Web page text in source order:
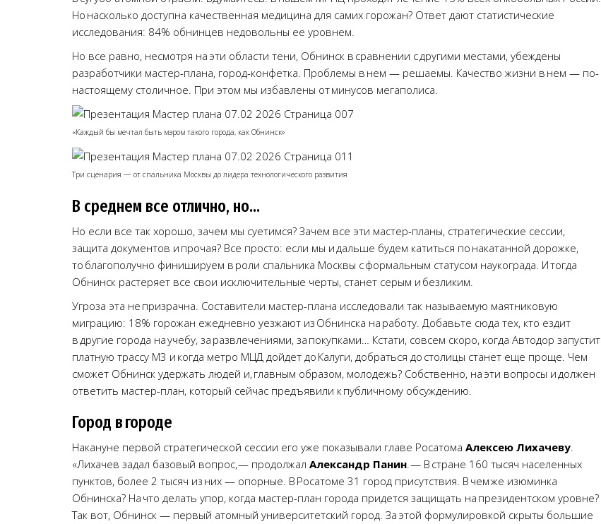
Но насколько доступна качественная медицина для самих горожан? Ответ дают статистические
исследования: 84% обнинцев недовольны ее уровнем.
Но все равно, несмотря на эти области тени, Обнинск в сравнении с другими местами, убеждены
разработчики мастер-плана, город-конфетка. Проблемы в нем — решаемы. Качество жизни в нем — по-
настоящему столичное. При этом мы избавлены от минусов мегаполиса.
«Каждый бы мечтал быть мэром такого города, как Обнинск»
Три сценария — от спальника Москвы до лидера технологического развития
В среднем все отлично, но…
Но если все так хорошо, зачем мы суетимся? Зачем все эти мастер-планы, стратегические сессии,
защита документов и прочая? Все просто: если мы и дальше будем катиться по накатанной дорожке,
то благополучно финишируем в роли спальника Москвы с формальным статусом наукограда. И тогда
Обнинск растеряет все свои исключительные черты, станет серым и безликим.
Угроза эта не призрачна. Составители мастер-плана исследовали так называемую маятниковую
миграцию: 18% горожан ежедневно уезжают из Обнинска на работу. Добавьте сюда тех, кто ездит
в другие города на учебу, за развлечениями, за покупками… Кстати, совсем скоро, когда Автодор запустит
платную трассу М3 и когда метро МЦД дойдет до Калуги, добраться до столицы станет еще проще. Чем
сможет Обнинск удержать людей и, главным образом, молодежь? Собственно, на эти вопросы и должен
ответить мастер-план, который сейчас предъявили к публичному обсуждению.
Город в городе
Накануне первой стратегической сессии его уже показывали главе Росатома Алексею Лихачеву.
«Лихачев задал базовый вопрос, — продолжал Александр Панин. — В стране 160 тысяч населенных
пунктов, более 2 тысяч из них — опорные. В Росатоме 31 город присутствия. В чем же изюминка
Обнинска? На что делать упор, когда мастер-план города придется защищать на президентском уровне?
Так вот, Обнинск — первый атомный университетский город. За этой формулировкой скрыты большие